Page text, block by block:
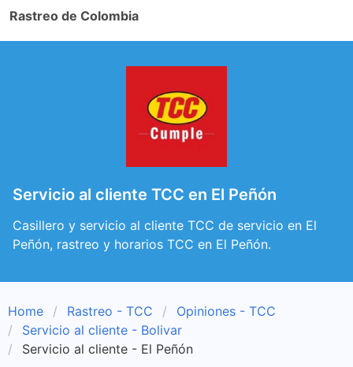
Rastreo de Colombia
Servicio al cliente TCC en El Peñón
Casillero y servicio al cliente TCC de servicio en El
Peñón, rastreo y horarios TCC en El Peñón.
Home Rastreo - TCC
Opiniones - TCC
Servicio al cliente - Bolivar
Servicio al cliente - El Peñón